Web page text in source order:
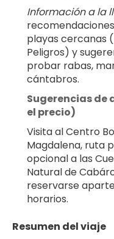
Información a la
playas cercanas
Peligros) y
probar rabas,
cántabros.
Sugerencias de
el precio)
Visita al Centro
Magdalena, ruta
opcional a las
Natural de
reservarse
horarios.
Resumen del viaje